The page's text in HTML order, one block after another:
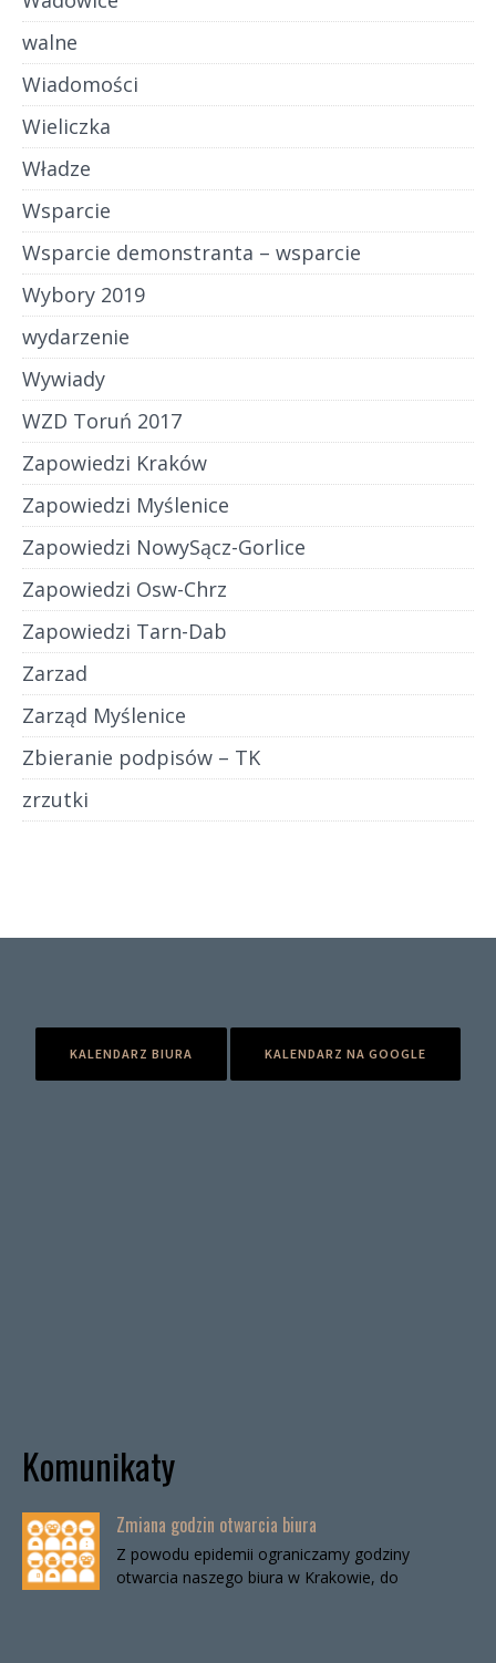
walne
Wiadomości
Wieliczka
Władze
Wsparcie
Wsparcie demonstranta – wsparcie
Wybory 2019
wydarzenie
Wywiady
WZD Toruń 2017
Zapowiedzi Kraków
Zapowiedzi Myślenice
Zapowiedzi NowySącz-Gorlice
Zapowiedzi Osw-Chrz
Zapowiedzi Tarn-Dab
Zarzad
Zarząd Myślenice
Zbieranie podpisów – TK
zrzutki
KALENDARZ BIURA KALENDARZ NA GOOGLE
Komunikaty
Zmiana godzin otwarcia biura
Z powodu epidemii ograniczamy godziny
otwarcia naszego biura w Krakowie, do